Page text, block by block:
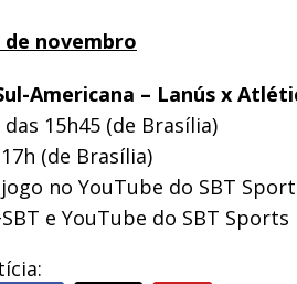
de novembro
Americana – Lanús x
15h45 (de Brasília)
17h (de Brasília)
no YouTube do SBT
e YouTube do SBT Sports